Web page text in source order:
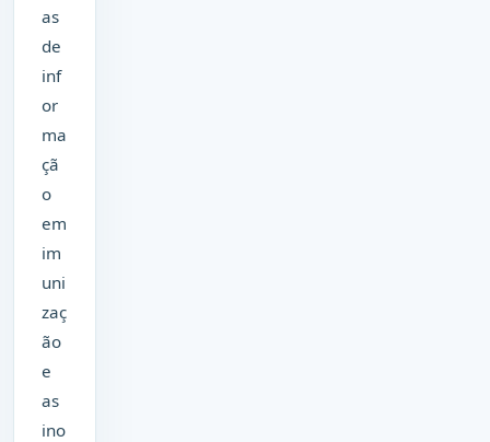
as
de
inf
or
ma
çã
o
em
im
uni
zaç
ão
e
as
ino